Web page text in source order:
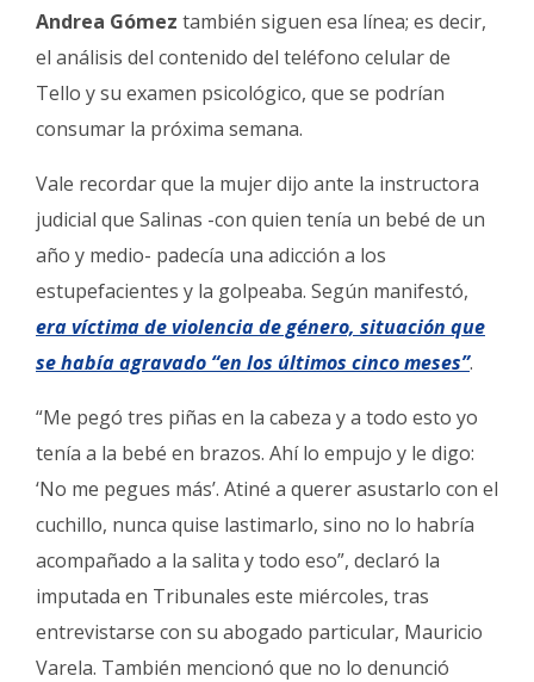
Andrea Gómez también siguen esa línea; es decir,
el análisis del contenido del teléfono celular de
Tello y su examen psicológico, que se podrían
consumar la próxima semana.
Vale recordar que la mujer dijo ante la instructora
judicial que Salinas -con quien tenía un bebé de un
año y medio- padecía una adicción a los
estupefacientes y la golpeaba. Según manifestó,
era víctima de violencia de género, situación que
se había agravado “en los últimos cinco meses”.
“Me pegó tres piñas en la cabeza y a todo esto yo
tenía a la bebé en brazos. Ahí lo empujo y le digo:
‘No me pegues más’. Atiné a querer asustarlo con el
cuchillo, nunca quise lastimarlo, sino no lo habría
acompañado a la salita y todo eso”, declaró la
imputada en Tribunales este miércoles, tras
entrevistarse con su abogado particular, Mauricio
Varela. También mencionó que no lo denunció